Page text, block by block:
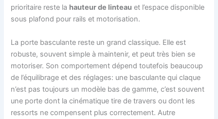
prioritaire reste la hauteur de linteau et l’espace disponible
sous plafond pour rails et motorisation.
La porte basculante reste un grand classique. Elle est
robuste, souvent simple à maintenir, et peut très bien se
motoriser. Son comportement dépend toutefois beaucoup
de l’équilibrage et des réglages: une basculante qui claque
n’est pas toujours un modèle bas de gamme, c’est souvent
une porte dont la cinématique tire de travers ou dont les
ressorts ne compensent plus correctement. Autre